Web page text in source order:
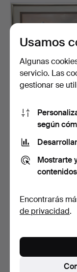
3 días
Estimación
54 USD
THE CORAL REEF.
Usamos
Algunas
servicio. Las
gestionar se
según
Mostrarte
Encontrarás
de privacidad.